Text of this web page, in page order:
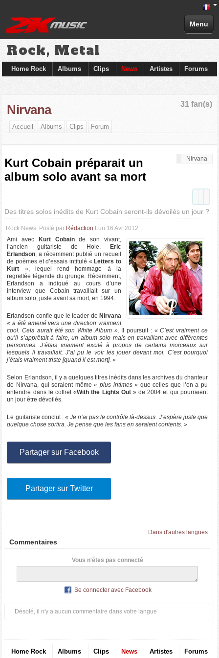
Menu
Rock, Metal
Home Rock Albums Clips News Artistes Forums
31 fan(s)
Nirvana
Accueil Albums Clips Forum
Nirvana
Kurt Cobain préparait un
album solo avant sa mort
Des titres solos inédits de Kurt Cobain seront-ils dévoilés un jour ?
Rock News Posté par Rédaction Lun 16 Avr 2012
Ami avec
Kurt Cobainde son vivant,
l’ancien guitariste de Hole,
Eric
Erlandson, a récemment publié un recueil
de poèmes et d’essais intitulé « Letters to
Kurt », lequel rend hommage à la
regrettée légende du grunge. Récemment,
Erlandson a indiqué au cours d’une
interview que Cobain travaillait sur un
album solo, juste avant sa mort, en 1994.
Erlandson confie que le leader de Nirvana
« a été amené vers une direction vraiment
cool. Cela aurait été son White Album ». Il poursuit : « C’est vraiment ce
qu’il s’apprêtait à faire, un album solo mais en travaillant avec différentes
personnes. J’étais vraiment excité à propos de certains morceaux sur
lesquels il travaillait. J’ai pu le voir les jouer devant moi. C’est pourquoi
j’étais vraiment triste [quand il est mort]. »
Selon Erlandson, il y a quelques titres inédits dans les archives du chanteur
de Nirvana, qui seraient même« plus intimes » que celles que l’on a pu
entendre dans le coffret «With the Lights Out» de 2004 et qui pourraient
un jour être dévoilés.
Le guitariste conclut : « Je n’ai pas le contrôle là-dessus. J’espère juste que
quelque chose sortira. Je pense que les fans en seraient contents. »
Partager sur Facebook
Partager sur Twitter
Dans d'autres langues
Commentaires
Vous n'êtes pas connecté
Se connecter avec Facebook
Désolé, il n'y a aucun commentaire dans votre langue
Home Rock Albums Clips News Artistes Forums